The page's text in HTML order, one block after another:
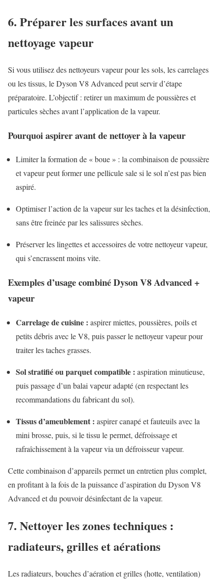
6. Préparer les surfaces avant un
nettoyage vapeur
Si vous utilisez des nettoyeurs vapeur pour les sols, les carrelages
ou les tissus, le Dyson V8 Advanced peut servir d’étape
préparatoire. L’objectif : retirer un maximum de poussières et
particules sèches avant l’application de la vapeur.
Pourquoi aspirer avant de nettoyer à la vapeur
Limiter la formation de « boue » : la combinaison de poussière
et vapeur peut former une pellicule sale si le sol n’est pas bien
aspiré.
Optimiser l’action de la vapeur sur les taches et la désinfection,
sans être freinée par les salissures sèches.
Préserver les lingettes et accessoires de votre nettoyeur vapeur,
qui s’encrassent moins vite.
Exemples d’usage combiné Dyson V8 Advanced +
vapeur
Carrelage de cuisine : aspirer miettes, poussières, poils et
petits débris avec le V8, puis passer le nettoyeur vapeur pour
traiter les taches grasses.
Sol stratifié ou parquet compatible : aspiration minutieuse,
puis passage d’un balai vapeur adapté (en respectant les
recommandations du fabricant du sol).
Tissus d’ameublement : aspirer canapé et fauteuils avec la
mini brosse, puis, si le tissu le permet, défroissage et
rafraîchissement à la vapeur via un défroisseur vapeur.
Cette combinaison d’appareils permet un entretien plus complet,
en profitant à la fois de la puissance d’aspiration du Dyson V8
Advanced et du pouvoir désinfectant de la vapeur.
7. Nettoyer les zones techniques :
radiateurs, grilles et aérations
Les radiateurs, bouches d’aération et grilles (hotte, ventilation)